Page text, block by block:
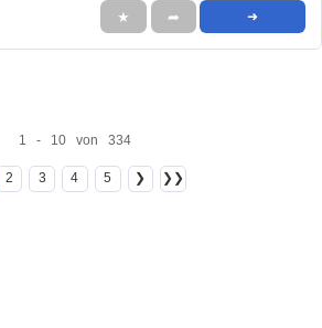
★ ➦ ➜
1 - 10 von 334
2 3 4 5 ❯ ❯❯